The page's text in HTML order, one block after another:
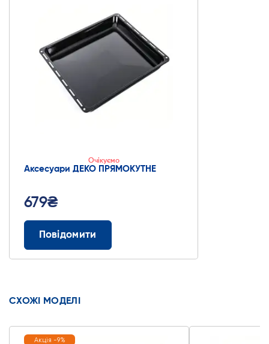
Очікуємо
Аксесуари ДЕКО ПРЯМОКУТНЕ
679₴
Повідомити
СХОЖІ МОДЕЛІ
Акція -9%